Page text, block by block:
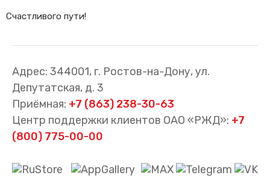
Счастливого пути!
Адрес: 344001, г. Ростов-на-Дону, ул.
Депутатская, д. 3
Приёмная: +7 (863) 238-30-63
Центр поддержки клиентов ОАО «РЖД»: +7
(800) 775-00-00